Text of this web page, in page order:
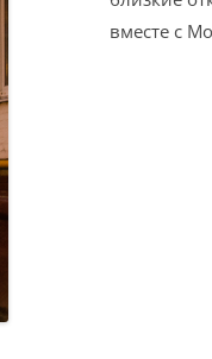
вместе с